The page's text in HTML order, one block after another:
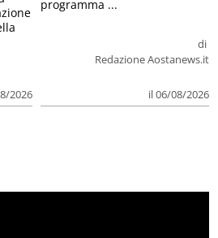
2026
di
Redazione Aostanews.it
il 06/08/2026
programma ...